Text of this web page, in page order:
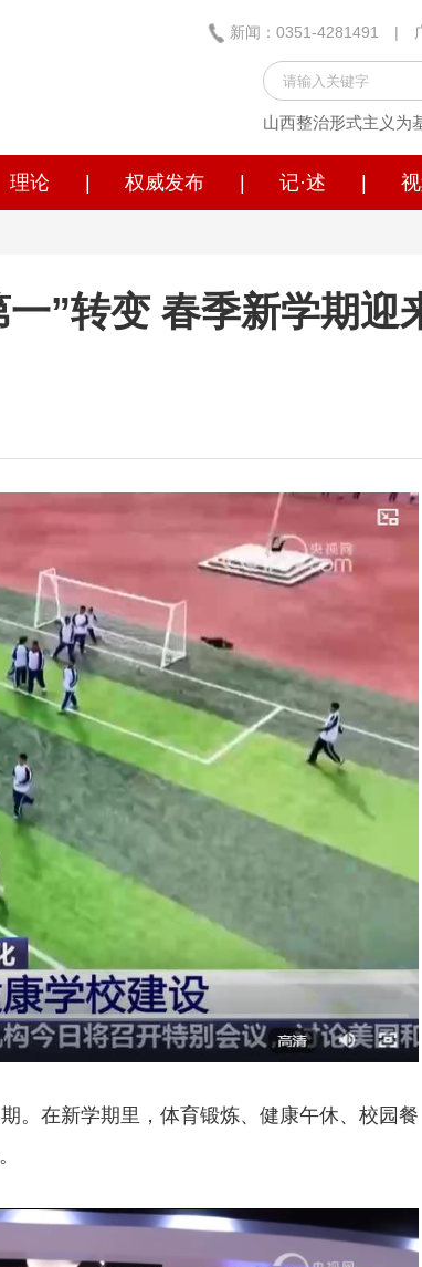
新闻：0351-4281491 |
山西整治形式主义为
理论 权威发布 记·述
”转变 春季新学期迎
。在新学期里，体育锻炼、健康午休、校园餐